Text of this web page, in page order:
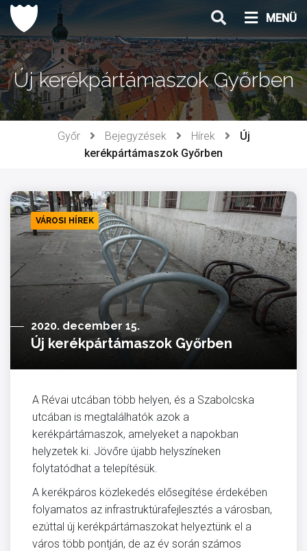
Ugrás
tartalomhoz
MENÜ
Új kerékpártámaszok Győrben
Győr Bejegyzések Hírek
Új
kerékpártámaszok Győrben
VÁROSI HÍREK
2020. december 15.
Új kerékpártámaszok Győrben
A Révai utcában több helyen, és a Szabolcska
utcában is megtalálhatók azok a
kerékpártámaszok, amelyeket a napokban
helyzetek ki. Jövőre újabb helyszíneken
folytatódhat a telepítésük.
A kerékpáros közlekedés elősegítése érdekében
folyamatos az infrastruktúrafejlesztés a városban,
ezúttal új kerékpártámaszokat helyeztünk el a
város több pontján, de az év során számos